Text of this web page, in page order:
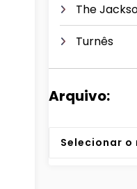
The
Turnês
Arquivo:
Arquivos